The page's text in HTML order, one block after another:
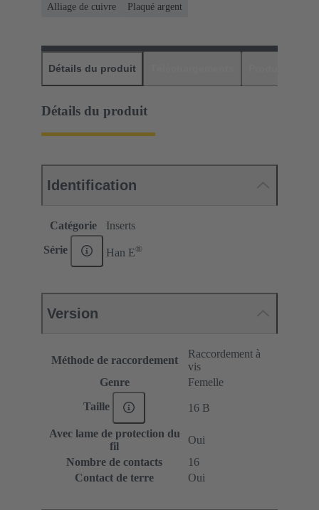
Alliage de cuivre
Plaqué argent
Détails du produit
Détails du produit
Identification
Catégorie Inserts
Série Han E®
Version
Méthode de raccordement
Raccordement à
vis
Genre
Femelle
Taille 16 B
Avec lame de protection du
fil
Oui
Nombre de contacts
16
Contact de terre
Oui